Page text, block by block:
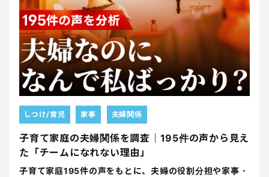
子育て家庭の夫婦関係を調査｜195件の声から見え
た「チームになれない理由」
子育て家庭195件の声をもとに、夫婦の役割分担や家事・
しつけ/育児 家事 夫婦関係